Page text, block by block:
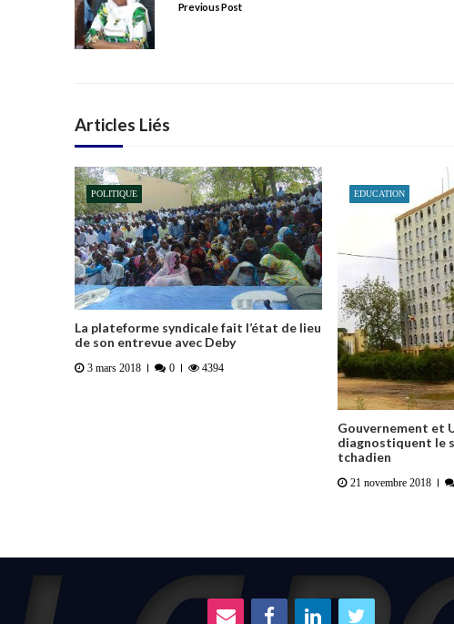
Previous Post
Articles Liés
POLITIQUE
La plateforme syndicale fait l’état de lieu
de son entrevue avec Deby
3 mars 2018 0 4394
EDUCATION
Gouvernement et
diagnostiquent le
tchadien
21 novembre 2018